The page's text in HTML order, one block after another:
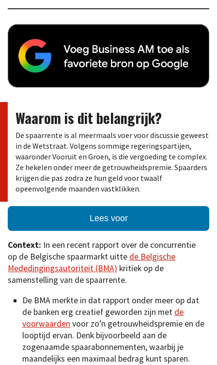
Waarom is dit belangrijk?
De spaarrente is al meermaals voer voor discussie geweest
in de Wetstraat. Volgens sommige regeringspartijen,
waaronder Vooruit en Groen, is die vergoeding te complex.
Ze hekelen onder meer de getrouwheidspremie. Spaarders
krijgen die pas zodra ze hun geld voor twaalf
opeenvolgende maanden vastklikken.
Lees voor
Context: In een recent rapport over de concurrentie
op de Belgische spaarmarkt uitte de Belgische
Mededingingsautoriteit (BMA) kritiek op de
samenstelling van de spaarrente.
De BMA merkte in dat rapport onder meer op dat
de banken erg creatief geworden zijn met de
voorwaarden voor zo’n getrouwheidspremie en de
looptijd ervan. Denk bijvoorbeeld aan de
zogenaamde spaarabonnementen, waarbij je
maandelijks een maximaal bedrag kunt sparen.